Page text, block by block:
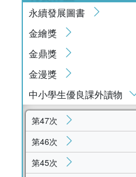
永續發展圖書
金繪獎
金鼎獎
金漫獎
中小學生優良課外讀物
第47次
第46次
第45次